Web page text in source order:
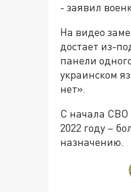
- заявил
На видео
достает из-
панели
украинском
нет».
С начала СВО
2022 году –
назначению.